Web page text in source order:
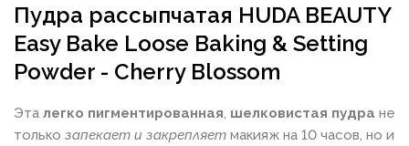
Пудра рассыпчатая HUDA BEAUTY
Easy Bake Loose Baking & Setting
Powder - Cherry Blossom
Эта легко пигментированная, шелковистая пудра не
только запекает и закрепляет макияж на 10 часов, но и